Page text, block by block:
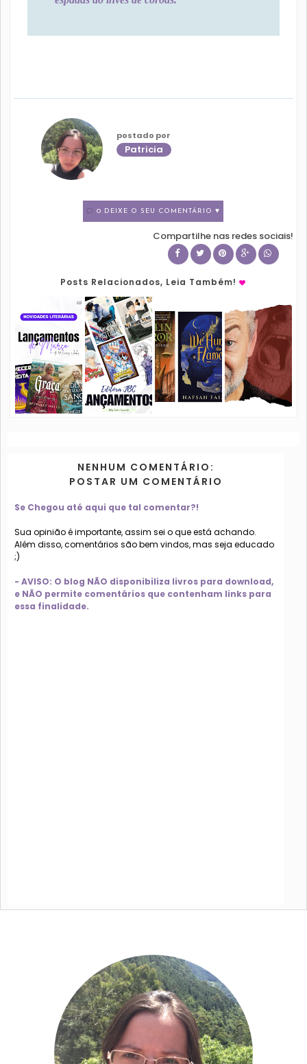
postado por
Patricia
0 DEIXE O SEU COMENTÁRIO ♥
Compartilhe nas redes sociais!
Posts Relacionados, Leia Também!
NENHUM COMENTÁRIO:
POSTAR UM COMENTÁRIO
Se Chegou até aqui que tal comentar?!
Sua opinião é importante, assim sei o que está achando.
Além disso, comentários são bem vindos, mas seja educado
;)
- AVISO: O blog NÃO disponibiliza livros para download,
e NÃO permite comentários que contenham links para
essa finalidade.